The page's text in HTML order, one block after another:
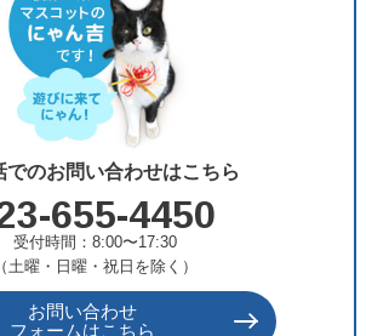
でのお問い合わせはこちら
655-4450
受付時間：8:00〜17:30
（土曜・日曜・祝日を除く）
お問い合わせ
フォームはこちら